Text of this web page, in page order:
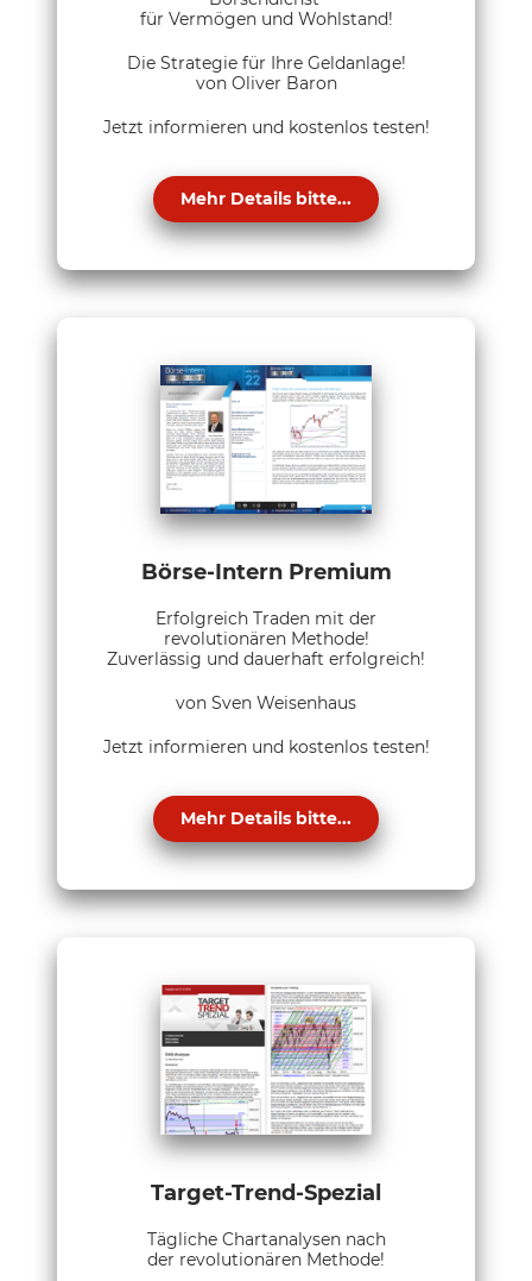
für Vermögen und Wohlstand!
Die Strategie für Ihre Geldanlage!
von Oliver Baron
Jetzt informieren und kostenlos testen!
Mehr Details bitte...
Börse-Intern Premium
Erfolgreich Traden mit der
revolutionären Methode!
Zuverlässig und dauerhaft erfolgreich!
von Sven Weisenhaus
Jetzt informieren und kostenlos testen!
Mehr Details bitte...
Target-Trend-Spezial
Tägliche Chartanalysen nach
der revolutionären Methode!